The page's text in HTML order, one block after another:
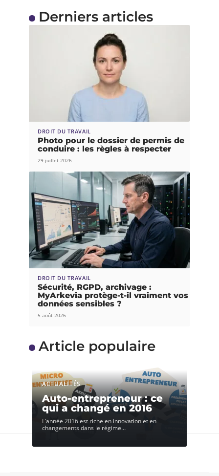
Derniers articles
DROIT DU TRAVAIL
Photo pour le dossier de permis de
conduire : les règles à respecter
29 juillet 2026
DROIT DU TRAVAIL
Sécurité, RGPD, archivage :
MyArkevia protège-t-il vraiment vos
données sensibles ?
5 août 2026
Article populaire
ACTUALITÉS
Auto-entrepreneur : ce
qui a changé en 2016
L’année 2016 est riche en innovation et en
changements dans le régime…